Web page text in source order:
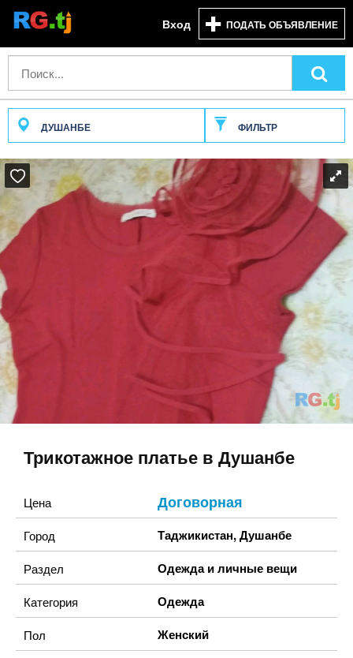
Вход ПОДАТЬ ОБЪЯВЛЕНИЕ
ДУШАНБЕ ФИЛЬТР
Трикотажное платье в Душанбе
Цена Договорная
Город Таджикистан,Душанбе
Раздел Одежда и личные вещи
Категория Одежда
Пол Женский